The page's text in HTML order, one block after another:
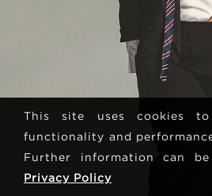
This site uses cookies
functionality and
Further information can
Privacy Policy